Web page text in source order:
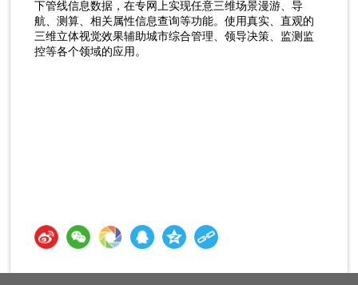
下管线信息数据，在专网上实现任意三维场景漫游、导
航、测算、相关属性信息查询等功能。使用真实、直观的
三维立体视觉效果辅助城市综合管理、领导决策、监测监
控等各个领域的应用。